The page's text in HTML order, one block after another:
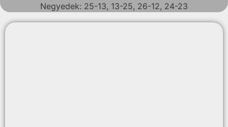
Negyedek: 25-13, 13-25, 26-12, 24-23